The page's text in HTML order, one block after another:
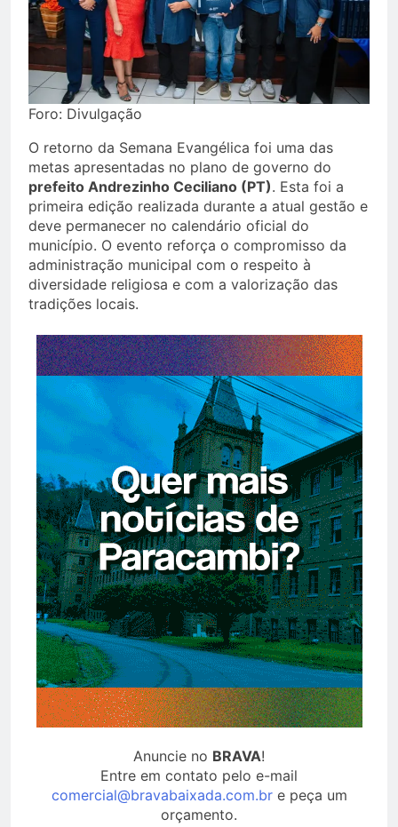
Foro: Divulgação
O retorno da Semana Evangélica foi uma das
metas apresentadas no plano de governo do
prefeito Andrezinho Ceciliano (PT). Esta foi a
primeira edição realizada durante a atual gestão e
deve permanecer no calendário oficial do
município. O evento reforça o compromisso da
administração municipal com o respeito à
diversidade religiosa e com a valorização das
tradições locais.
Anuncie no BRAVA!
Entre em contato pelo e-mail
comercial@bravabaixada.com.bre peça um
orçamento.